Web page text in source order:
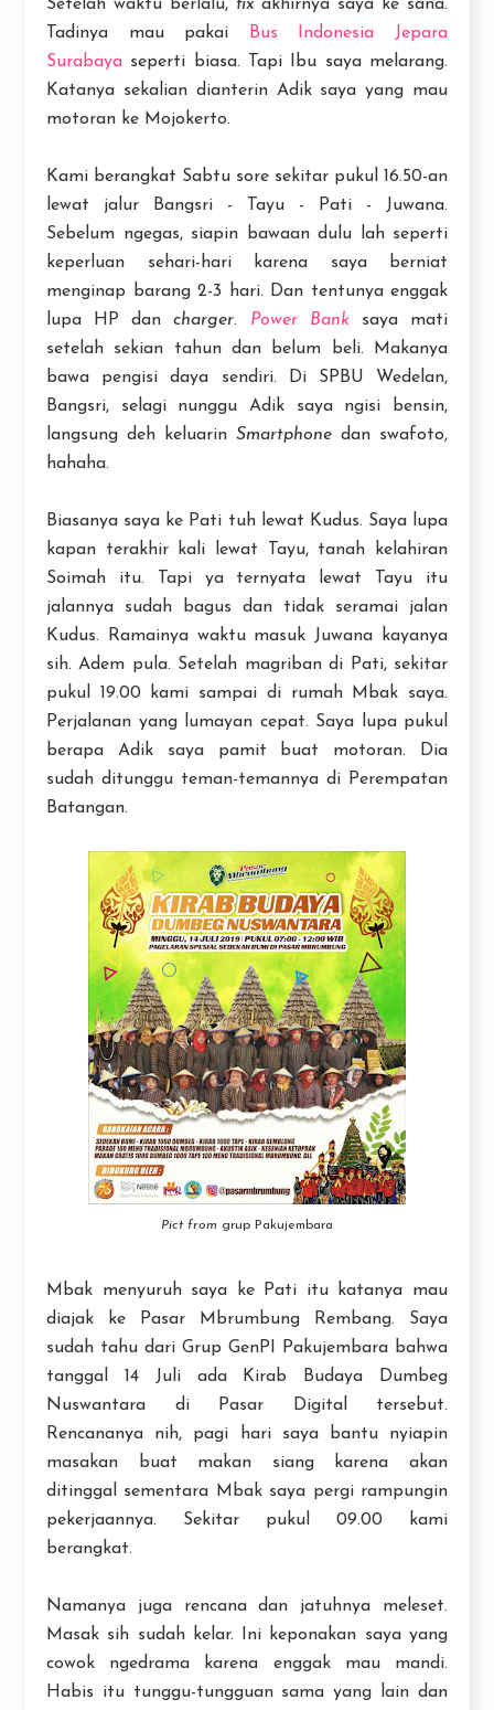
Setelah waktu berlalu, fix akhirnya saya ke sana.
Tadinya mau pakai
Bus Indonesia Jepara
Surabaya seperti biasa. Tapi Ibu saya melarang.
Katanya sekalian dianterin Adik saya yang mau
motoran ke Mojokerto.
Kami berangkat Sabtu sore sekitar pukul 16.50-an
lewat jalur Bangsri - Tayu - Pati - Juwana.
Sebelum ngegas, siapin bawaan dulu lah seperti
keperluan sehari-hari karena saya berniat
menginap barang 2-3 hari. Dan tentunya enggak
lupa HP dancharger. Power Bank saya mati
setelah sekian tahun dan belum beli. Makanya
bawa pengisi daya sendiri. Di SPBU Wedelan,
Bangsri, selagi nunggu Adik saya ngisi bensin,
langsung deh keluarin Smartphone dan swafoto,
hahaha.
Biasanya saya ke Pati tuh lewat Kudus. Saya lupa
kapan terakhir kali lewat Tayu, tanah kelahiran
Soimah itu. Tapi ya ternyata lewat Tayu itu
jalannya sudah bagus dan tidak seramai jalan
Kudus. Ramainya waktu masuk Juwana kayanya
sih. Adem pula. Setelah magriban di Pati, sekitar
pukul 19.00 kami sampai di rumah Mbak saya.
Perjalanan yang lumayan cepat. Saya lupa pukul
berapa Adik saya pamit buat motoran. Dia
sudah ditunggu teman-temannya di Perempatan
Batangan.
Pict from grup Pakujembara
Mbak menyuruh saya ke Pati itu katanya mau
diajak ke Pasar Mbrumbung Rembang. Saya
sudah tahu dari Grup GenPI Pakujembara bahwa
tanggal 14 Juli ada Kirab Budaya Dumbeg
Nuswantara di Pasar Digital tersebut.
Rencananya nih, pagi hari saya bantu nyiapin
masakan buat makan siang karena akan
ditinggal sementara Mbak saya pergi rampungin
pekerjaannya. Sekitar pukul 09.00 kami
berangkat.
Namanya juga rencana dan jatuhnya meleset.
Masak sih sudah kelar. Ini keponakan saya yang
cowok ngedrama karena enggak mau mandi.
Habis itu tunggu-tungguan sama yang lain dan